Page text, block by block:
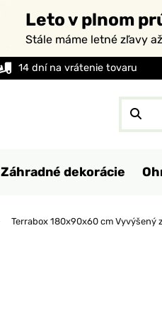
Leto v plnom
Stále máme letné zľavy
14 dní na vrátenie tovaru
Záhradné dekorácie
Terrabox 180x90x60 cm Vyvýšený